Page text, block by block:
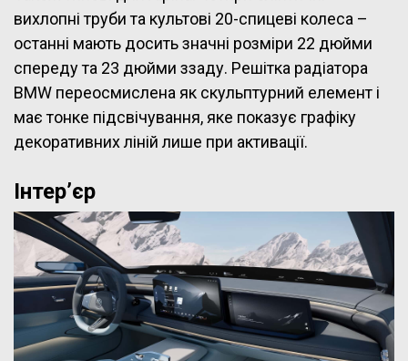
вихлопні труби та культові 20-спицеві колеса –
останні мають досить значні розміри 22 дюйми
спереду та 23 дюйми ззаду. Решітка радіатора
BMW переосмислена як скульптурний елемент і
має тонке підсвічування, яке показує графіку
декоративних ліній лише при активації.
Інтер’єр